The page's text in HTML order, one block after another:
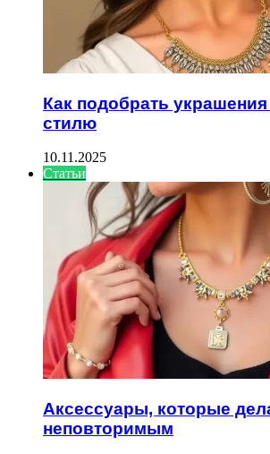
Как подобрать
стилю
10.11.2025
Статьи
Аксессуары, которые
неповторимым